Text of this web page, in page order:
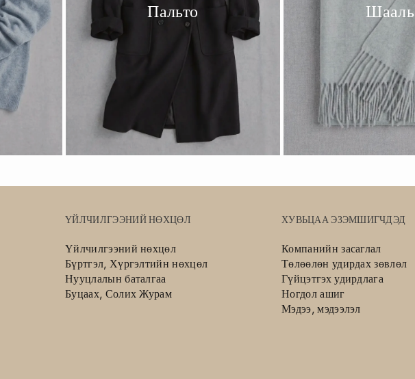
Пальто Шааль
ҮЙЛЧИЛГЭЭНИЙ НӨХЦӨЛ
Үйлчилгээний нөхцөл
Бүртгэл, Хүргэлтийн нөхцөл
Нууцлалын баталгаа
Буцаах, Солих Журам
ХУВЬЦАА ЭЗЭМШИГЧДЭД
Компанийн засаглал
Төлөөлөн удирдах зөвлөл
Гүйцэтгэх удирдлага
Ногдол ашиг
Мэдээ, мэдээлэл